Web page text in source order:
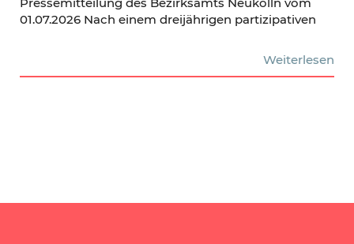
01.07.2026 Nach einem dreijährigen partizipativen
Weiterlesen